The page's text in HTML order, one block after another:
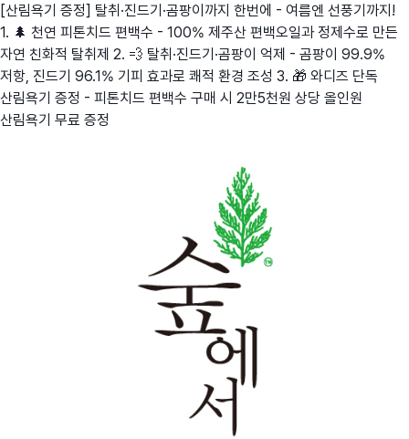
[산림욕기 증정] 탈취·진드기·곰팡이까지 한번에 - 여름엔 선풍기까지!
1. 🌲 천연 피톤치드 편백수 - 100% 제주산 편백오일과 정제수로 만든
자연 친화적 탈취제 2. 💨 탈취·진드기·곰팡이 억제 - 곰팡이 99.9%
저항, 진드기 96.1% 기피 효과로 쾌적 환경 조성 3. 🎁 와디즈 단독
산림욕기 증정 - 피톤치드 편백수 구매 시 2만5천원 상당 올인원
산림욕기 무료 증정